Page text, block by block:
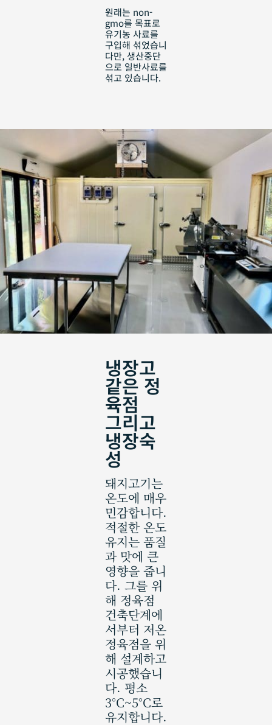
원래는 non-
gmo를 목표로
유기농 사료를
구입해 섞었습니
다만, 생산중단
으로 일반사료를
섞고 있습니다.
냉장고
같은 정
육점
그리고
냉장숙
성
돼지고기는
온도에 매우
민감합니다.
적절한 온도
유지는 품질
과 맛에 큰
영향을 줍니
다. 그를 위
해 정육점
건축단계에
서부터 저온
정육점을 위
해 설계하고
시공했습니
다. 평소
3°C~5°C로
유지합니다.